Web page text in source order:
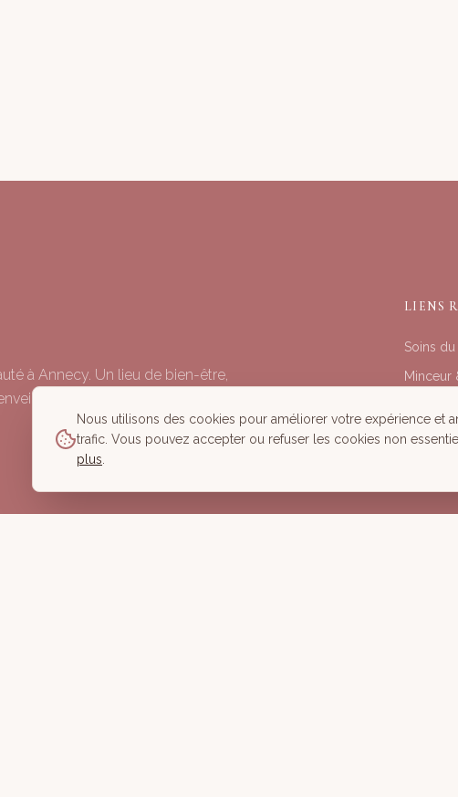
à Annecy. Un lieu de bien-être,
depuis 2006.
LIENS
Soins
Minceur
Tous nos
Nous utilisons des cookies pour améliorer votre expérience et
trafic. Vous pouvez accepter ou refuser les cookies non
plus